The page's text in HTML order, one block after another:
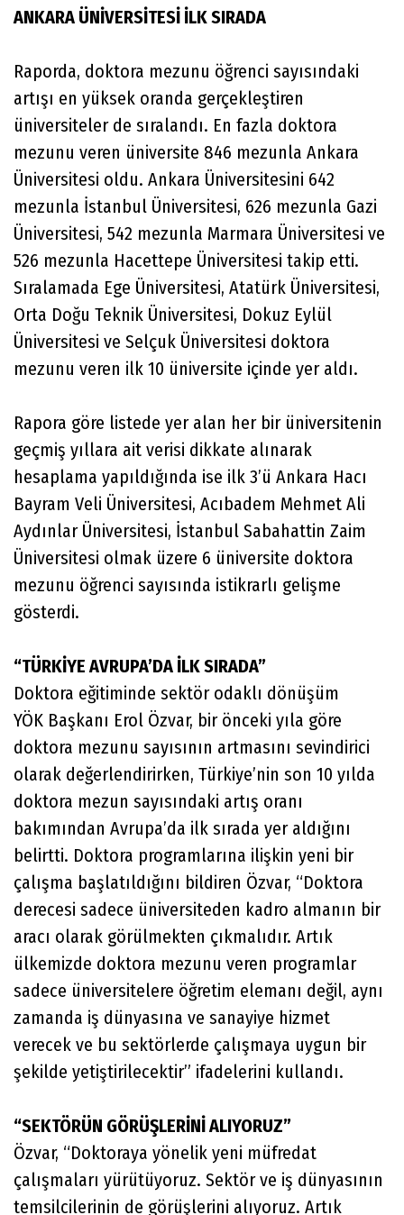
ANKARA ÜNİVERSİTESİ İLK SIRADA
Raporda, doktora mezunu öğrenci sayısındaki
artışı en yüksek oranda gerçekleştiren
üniversiteler de sıralandı. En fazla doktora
mezunu veren üniversite 846 mezunla Ankara
Üniversitesi oldu. Ankara Üniversitesini 642
mezunla İstanbul Üniversitesi, 626 mezunla Gazi
Üniversitesi, 542 mezunla Marmara Üniversitesi ve
526 mezunla Hacettepe Üniversitesi takip etti.
Sıralamada Ege Üniversitesi, Atatürk Üniversitesi,
Orta Doğu Teknik Üniversitesi, Dokuz Eylül
Üniversitesi ve Selçuk Üniversitesi doktora
mezunu veren ilk 10 üniversite içinde yer aldı.
Rapora göre listede yer alan her bir üniversitenin
geçmiş yıllara ait verisi dikkate alınarak
hesaplama yapıldığında ise ilk 3’ü Ankara Hacı
Bayram Veli Üniversitesi, Acıbadem Mehmet Ali
Aydınlar Üniversitesi, İstanbul Sabahattin Zaim
Üniversitesi olmak üzere 6 üniversite doktora
mezunu öğrenci sayısında istikrarlı gelişme
gösterdi.
“TÜRKİYE AVRUPA’DA İLK SIRADA”
Doktora eğitiminde sektör odaklı dönüşüm
YÖK Başkanı Erol Özvar, bir önceki yıla göre
doktora mezunu sayısının artmasını sevindirici
olarak değerlendirirken, Türkiye’nin son 10 yılda
doktora mezun sayısındaki artış oranı
bakımından Avrupa’da ilk sırada yer aldığını
belirtti. Doktora programlarına ilişkin yeni bir
çalışma başlatıldığını bildiren Özvar, “Doktora
derecesi sadece üniversiteden kadro almanın bir
aracı olarak görülmekten çıkmalıdır. Artık
ülkemizde doktora mezunu veren programlar
sadece üniversitelere öğretim elemanı değil, aynı
zamanda iş dünyasına ve sanayiye hizmet
verecek ve bu sektörlerde çalışmaya uygun bir
şekilde yetiştirilecektir” ifadelerini kullandı.
“SEKTÖRÜN GÖRÜŞLERİNİ ALIYORUZ”
Özvar, “Doktoraya yönelik yeni müfredat
çalışmaları yürütüyoruz. Sektör ve iş dünyasının
temsilcilerinin de görüşlerini alıyoruz. Artık